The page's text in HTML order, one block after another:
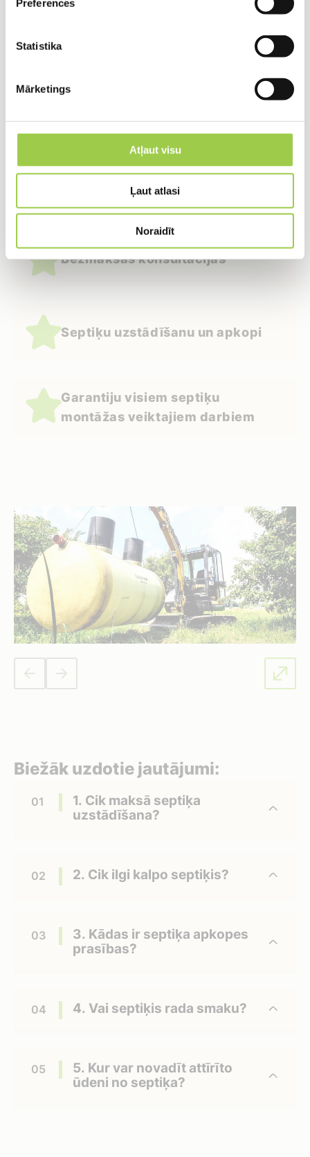
Preferences
Statistika
Mārketings
Atļaut visu
Ļaut atlasi
Noraidīt
Mēs piedāvājam:
Plašu septiķu klāstu
Bezmaksas konsultācijas
Septiķu uzstādīšanu un apkopi
Garantiju visiem septiķu
montāžas veiktajiem darbiem
Biežāk uzdotie jautājumi:
1. Cik maksā septiķa
uzstādīšana?
2. Cik ilgi kalpo septiķis?
3. Kādas ir septiķa apkopes
prasības?
4. Vai septiķis rada smaku?
5. Kur var novadīt attīrīto
ūdeni no septiķa?